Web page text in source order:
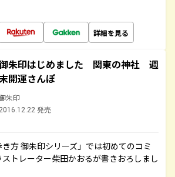
詳細を見る
朱印はじめました 関東の神社 週
開運さんぽ
朱印
2016.12.22 発売
方 御朱印シリーズ」では初めてのコミ
トレーター柴田かおるが書きおろしまし